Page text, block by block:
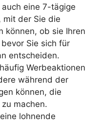
eine 7-tägige
mit der Sie die
können, ob sie Ihren
Sie sich für
entscheiden.
Werbeaktionen
während der
können, die
machen.
lohnende